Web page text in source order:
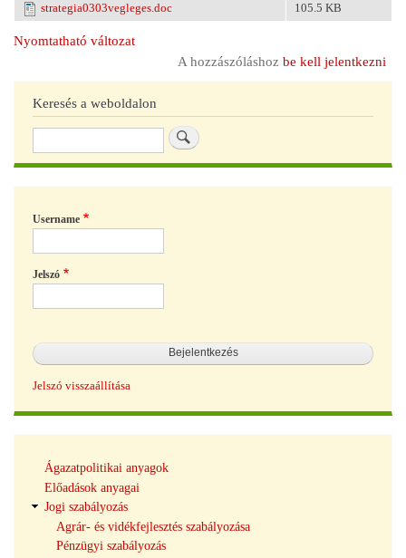
strategia0303vegleges.doc
105.5 KB
Nyomtatható változat
A hozzászóláshoz be kell jelentkezni
Keresés a weboldalon
Username
Jelszó
Jelszó visszaállítása
navigáció
Ágazatpolitikai anyagok
Előadások anyagai
Jogi szabályozás
Agrár- és vidékfejlesztés szabályozása
Pénzügyi szabályozás